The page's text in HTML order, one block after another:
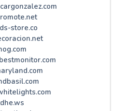
store.co